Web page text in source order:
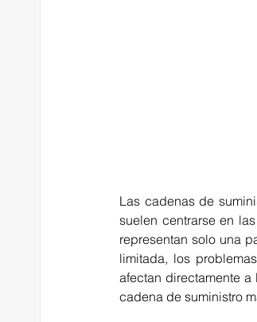
Las cadenas de
suelen centrarse en
representan solo una
limitada, los
afectan directamente
cadena de suministro